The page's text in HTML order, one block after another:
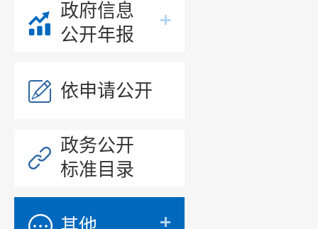
政府信息
公开年报
依申请公开
政务公开
标准目录